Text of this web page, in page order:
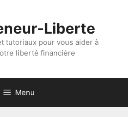
Liberte
tutoriaux pour vous aider à
liberté financière
Menu